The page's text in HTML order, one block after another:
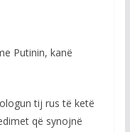
Putinin, kanë
tij rus të ketë
që synojnë